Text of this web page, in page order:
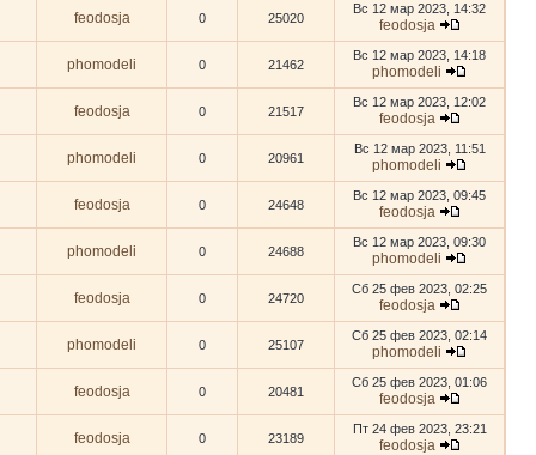
feodosja 0 25020
Вс 12 мар 2023, 14:32
feodosja
phomodeli 0 21462
Вс 12 мар 2023, 14:18
phomodeli
feodosja 0 21517
Вс 12 мар 2023, 12:02
feodosja
phomodeli 0 20961
Вс 12 мар 2023, 11:51
phomodeli
feodosja 0 24648
Вс 12 мар 2023, 09:45
feodosja
phomodeli 0 24688
Вс 12 мар 2023, 09:30
phomodeli
feodosja 0 24720
Сб 25 фев 2023, 02:25
feodosja
phomodeli 0 25107
Сб 25 фев 2023, 02:14
phomodeli
feodosja 0 20481
Сб 25 фев 2023, 01:06
feodosja
feodosja 0 23189
Пт 24 фев 2023, 23:21
feodosja